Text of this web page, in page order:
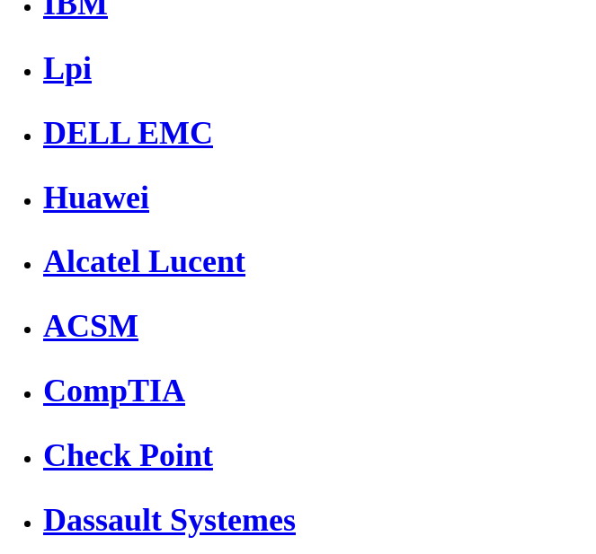
Lpi
DELL EMC
Huawei
Alcatel Lucent
ACSM
CompTIA
Check Point
Dassault Systemes